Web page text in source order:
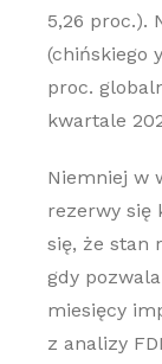
5,26 proc.).
(chińskiego
proc.
kwartale
Niemniej w
rezerwy się
się, że stan
gdy
miesięcy
z analizy